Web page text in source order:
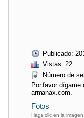
Publicado:
Vistas: 22
Número de
Por favor dígame
armanax.com.
Fotos
Haga clic en la imagen